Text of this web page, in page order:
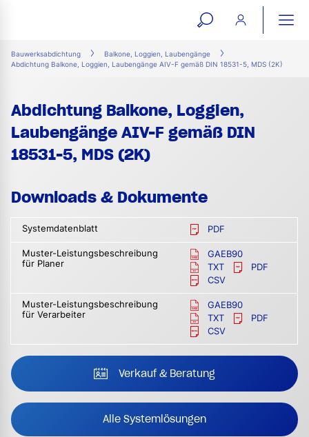
open
search
Bauwerksabdichtung
Balkone, Loggien, Laubengänge
Abdichtung Balkone, Loggien, Laubengänge AIV-F gemäß DIN 18531-5, MDS (2K)
Abdichtung Balkone, Loggien,
Laubengänge AIV-F gemäß DIN
18531-5, MDS (2K)
Downloads & Dokumente
Systemdatenblatt PDF
Muster-Leistungsbeschreibung
für Planer
GAEB90
TXT
PDF
CSV
Muster-Leistungsbeschreibung
für Verarbeiter
GAEB90
TXT
PDF
CSV
Verkauf & Beratung
Alle Systemlösungen